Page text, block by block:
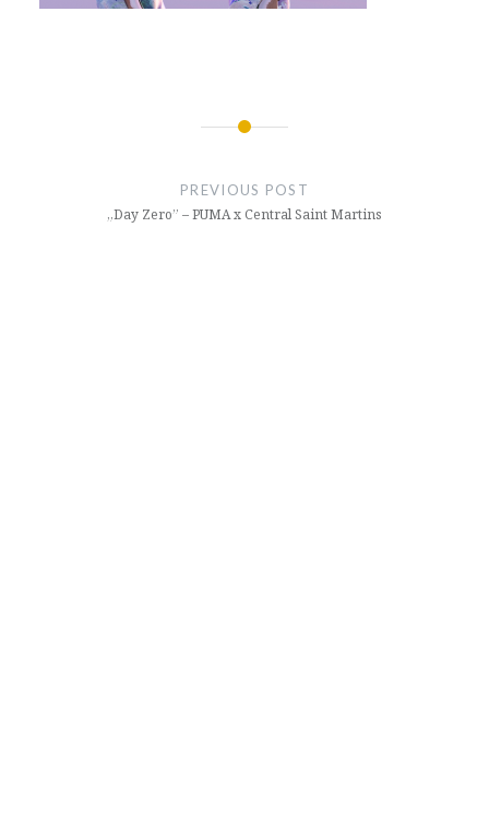
PREVIOUS POST
„Day Zero” – PUMA x Central Saint Martins